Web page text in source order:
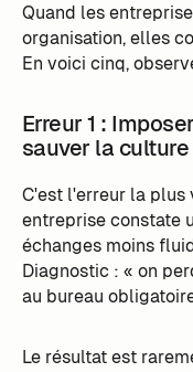
Quand les
organisation, elles
En voici cinq,
Erreur 1 :
sauver la culture
C'est l'erreur la plus
entreprise constate
échanges moins
Diagnostic : « on
au bureau
Le résultat est